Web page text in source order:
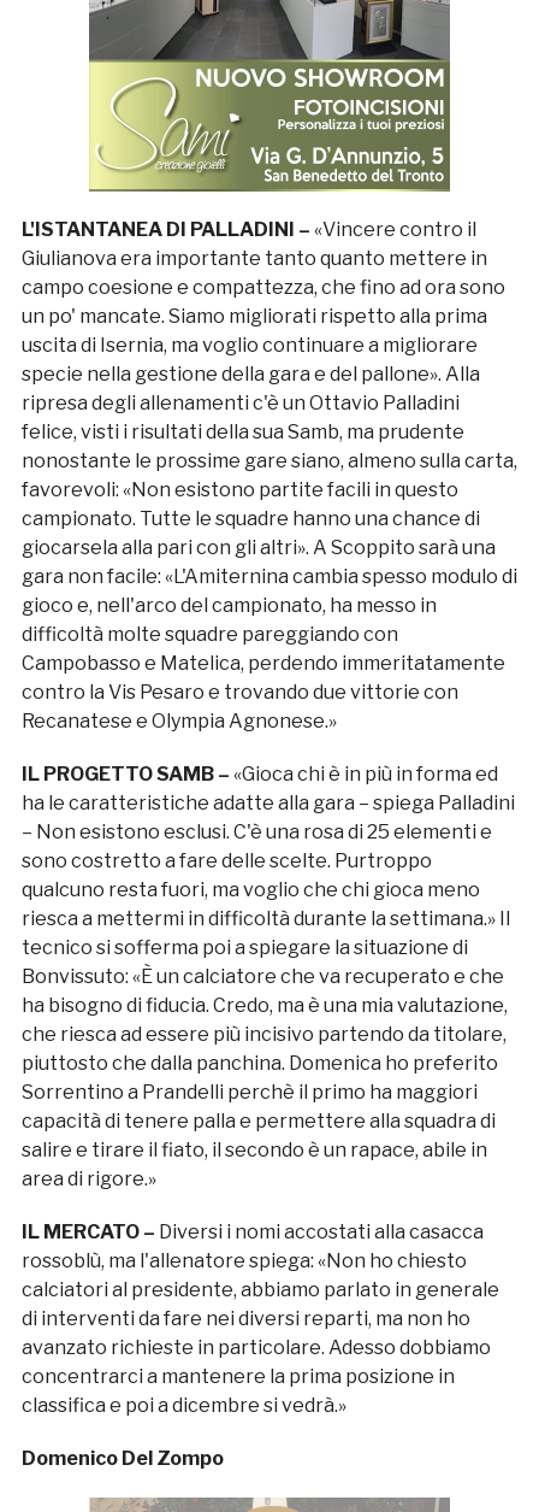
L'ISTANTANEA DI PALLADINI – «Vincere contro il
Giulianova era importante tanto quanto mettere in
campo coesione e compattezza, che fino ad ora sono
un po' mancate. Siamo migliorati rispetto alla prima
uscita di Isernia, ma voglio continuare a migliorare
specie nella gestione della gara e del pallone». Alla
ripresa degli allenamenti c'è un Ottavio Palladini
felice, visti i risultati della sua Samb, ma prudente
nonostante le prossime gare siano, almeno sulla carta,
favorevoli: «Non esistono partite facili in questo
campionato. Tutte le squadre hanno una chance di
giocarsela alla pari con gli altri». A Scoppito sarà una
gara non facile: «L'Amiternina cambia spesso modulo di
gioco e, nell'arco del campionato, ha messo in
difficoltà molte squadre pareggiando con
Campobasso e Matelica, perdendo immeritatamente
contro la Vis Pesaro e trovando due vittorie con
Recanatese e Olympia Agnonese.»
IL PROGETTO SAMB – «Gioca chi è in più in forma ed
ha le caratteristiche adatte alla gara – spiega Palladini
– Non esistono esclusi. C'è una rosa di 25 elementi e
sono costretto a fare delle scelte. Purtroppo
qualcuno resta fuori, ma voglio che chi gioca meno
riesca a mettermi in difficoltà durante la settimana.» Il
tecnico si sofferma poi a spiegare la situazione di
Bonvissuto: «È un calciatore che va recuperato e che
ha bisogno di fiducia. Credo, ma è una mia valutazione,
che riesca ad essere più incisivo partendo da titolare,
piuttosto che dalla panchina. Domenica ho preferito
Sorrentino a Prandelli perchè il primo ha maggiori
capacità di tenere palla e permettere alla squadra di
salire e tirare il fiato, il secondo è un rapace, abile in
area di rigore.»
IL MERCATO – Diversi i nomi accostati alla casacca
rossoblù, ma l'allenatore spiega: «Non ho chiesto
calciatori al presidente, abbiamo parlato in generale
di interventi da fare nei diversi reparti, ma non ho
avanzato richieste in particolare. Adesso dobbiamo
concentrarci a mantenere la prima posizione in
classifica e poi a dicembre si vedrà.»
Domenico Del Zompo